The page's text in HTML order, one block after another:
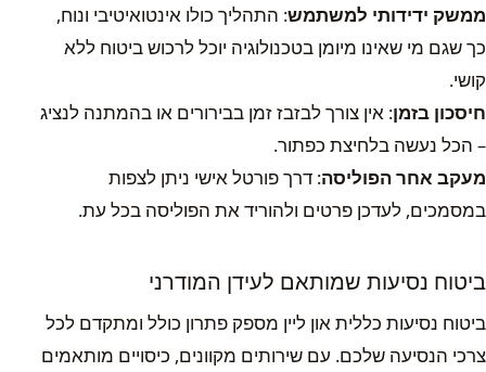
ממשק ידידותי למשתמש: התהליך כולו אינטואיטיבי ונוח,
כך שגם מי שאינו מיומן בטכנולוגיה יוכל לרכוש ביטוח ללא
קושי.
חיסכון בזמן: אין צורך לבזבז זמן בבירורים או בהמתנה לנציג
– הכל נעשה בלחיצת כפתור.
מעקב אחר הפוליסה: דרך פורטל אישי ניתן לצפות
במסמכים, לעדכן פרטים ולהוריד את הפוליסה בכל עת.
ביטוח נסיעות שמותאם לעידן המודרני
ביטוח נסיעות כללית און ליין מספק פתרון כולל ומתקדם לכל
צרכי הנסיעה שלכם. עם שירותים מקוונים, כיסויים מותאמים